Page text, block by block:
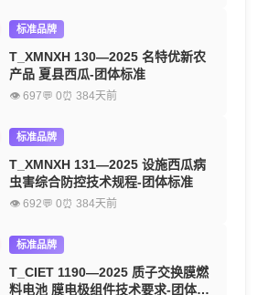
标准品牌
T_XMNXH 130—2025 名特优新农
产品 夏县西瓜-团体标准
👁 697💬 0⏰ 384天前
标准品牌
T_XMNXH 131—2025 设施西瓜病
虫害综合防控技术规程-团体标准
👁 692💬 0⏰ 384天前
标准品牌
T_CIET 1190—2025 质子交换膜燃
料电池 膜电极组件技术要求-团体标